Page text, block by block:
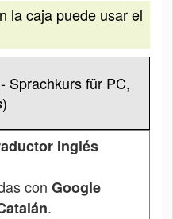
la caja puede usar el
- Sprachkurs für PC,
)
Inglés
con Google
.